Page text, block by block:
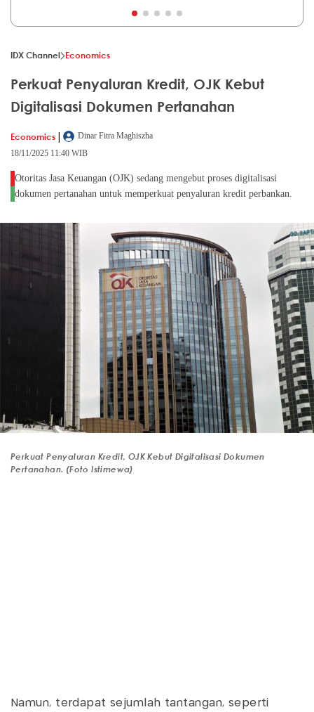
IDX Channel Economics
Perkuat Penyaluran Kredit, OJK Kebut
Digitalisasi Dokumen Pertanahan
Economics |
Dinar Fitra Maghiszha
18/11/2025 11:40 WIB
Otoritas Jasa Keuangan (OJK) sedang mengebut proses digitalisasi
dokumen pertanahan untuk memperkuat penyaluran kredit perbankan.
Perkuat Penyaluran Kredit, OJK Kebut Digitalisasi Dokumen
Pertanahan. (Foto Istimewa)
Namun, terdapat sejumlah tantangan, seperti